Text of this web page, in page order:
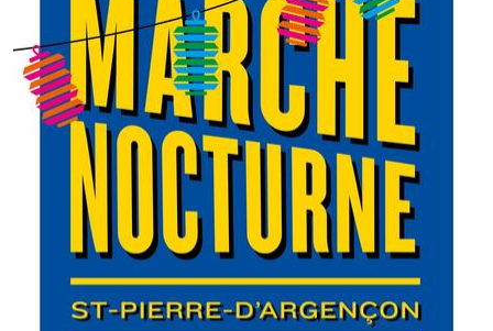
ORGANISER SON SÉJOUR
RECHERCHER
FR